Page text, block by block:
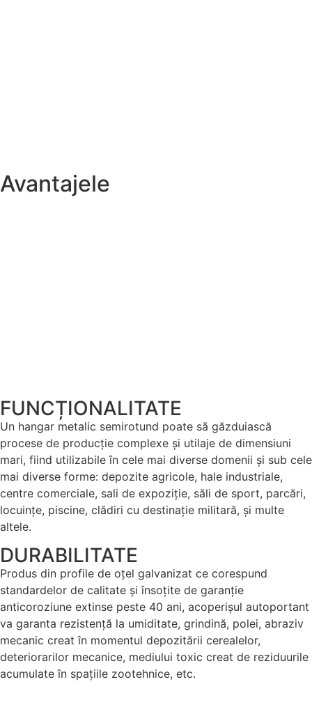
Avantajele
FUNCȚIONALITATE
Un hangar metalic semirotund poate să găzduiască
procese de producție complexe și utilaje de dimensiuni
mari, fiind utilizabile în cele mai diverse domenii și sub cele
mai diverse forme: depozite agricole, hale industriale,
centre comerciale, sali de expoziție, săli de sport, parcări,
locuințe, piscine, clădiri cu destinație militară, și multe
altele.
DURABILITATE
Produs din profile de oțel galvanizat ce corespund
standardelor de calitate și însoțite de garanție
anticoroziune extinse peste 40 ani, acoperișul autoportant
va garanta rezistență la umiditate, grindină, polei, abraziv
mecanic creat în momentul depozitării cerealelor,
deteriorarilor mecanice, mediului toxic creat de reziduurile
acumulate în spațiile zootehnice, etc.